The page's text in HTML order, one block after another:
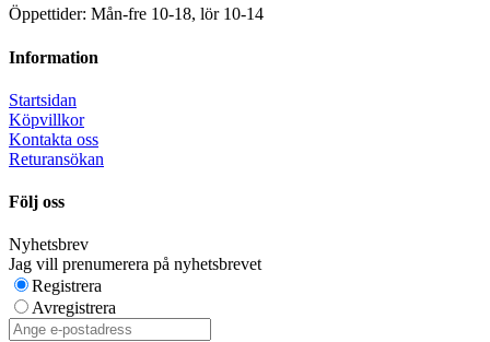
Öppettider: Mån-fre 10-18, lör 10-14
Information
Startsidan
Köpvillkor
Kontakta oss
Returansökan
Följ oss
Nyhetsbrev
Jag vill prenumerera på nyhetsbrevet
Registrera
Avregistrera